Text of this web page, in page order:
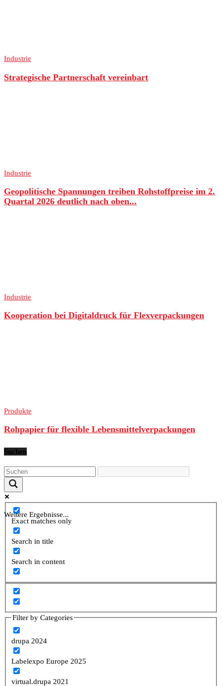
Industrie
Strategische Partnerschaft vereinbart
Industrie
Geopolitische Spannungen treiben Rohstoffpreise im 2.
Quartal 2026 deutlich nach oben...
Industrie
Kooperation bei Digitaldruck für Flexverpackungen
Produkte
Rohpapier für flexible Lebensmittelverpackungen
Suchen
Weitere Ergebnisse...
Exact matches only
Search in title
Search in content
Filter by Categories
drupa 2024
Labelexpo Europe 2025
virtual.drupa 2021